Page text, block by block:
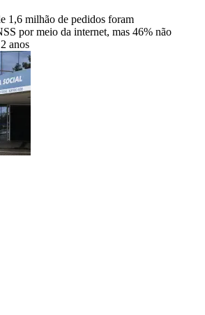
1,6 milhão de pedidos foram
por meio da internet, mas 46% não
anos